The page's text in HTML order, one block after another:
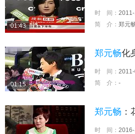
01:43
时 间：
简 介： 郑元
01:15
郑元畅化
时 间：
简 介： -
郑元畅
时 间：